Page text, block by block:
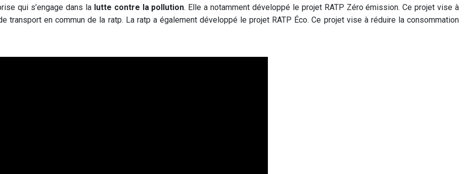
qui s’engage dans la lutte contre la pollution. Elle a notamment développé le projet RATP Zéro émission. Ce projet vise à
en commun de la ratp. La ratp a également développé le projet RATP Éco. Ce projet vise à réduire la consommation